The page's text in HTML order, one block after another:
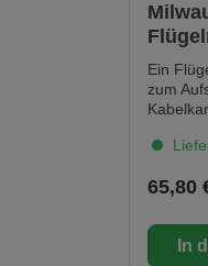
Plus
Ein
zum
mit der
über die
allen
65,80
In